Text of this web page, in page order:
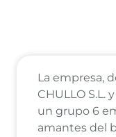
La empresa,
CHULLO S.L.
un grupo 6
amantes del